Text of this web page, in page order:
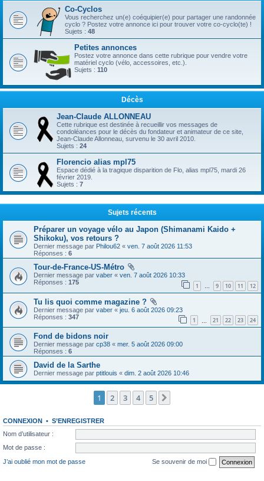
Co-Cyclos
Vous recherchez un(e) coéquipier(e) pour partager une randonnée
cyclo ? Postez votre annonce ici pour trouver votre co-cyclo(te) !
Sujets : 48
Petites annonces
Postez votre annonce dans cette rubrique pour vendre votre
matériel cyclo (vélo, accessoires, etc.).
Sujets : 110
Décès
Jean-Claude ALLONNEAU
Cette rubrique est destinée à recueillir vos messages de
condoléances pour le décès du fondateur et animateur de ce site,
Jean-Claude Allonneau, survenu le 30 avril 2010.
Sujets : 24
Florencio alias mpl75
Espace dédié à la tragique disparition de Flo, alias mpl75, mardi 26
février 2019.
Sujets : 7
Sujets récents
Préparer un voyage vélo au Japon (Shimanami Kaido +
Shikoku), vos retours ?
Dernier message par Philou62 « ven. 7 août 2026 11:53
Réponses : 6
Tour-de-France-US-Métro
Dernier message par vaber « ven. 7 août 2026 10:33
Réponses : 175 1 … 9 10 11 12
Tu lis quoi comme magazine ?
Dernier message par vaber « jeu. 6 août 2026 09:23
Réponses : 347 1 21 22 23 24
Fond de bidons noir
Dernier message par cp38 « mer. 5 août 2026 09:00
Réponses : 6
David de la Sarthe
Dernier message par ptitlouis « dim. 2 août 2026 10:46
1 2 3 4 5
CONNEXION • S’ENREGISTRER
Nom d’utilisateur :
Mot de passe :
J’ai oublié mon mot de passe
Se souvenir de moi